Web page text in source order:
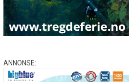
ANNONSE: